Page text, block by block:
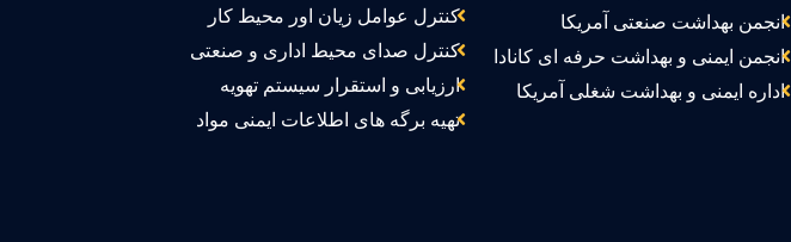
انجمن بهداشت صنعتی آمریکا
انجمن ایمنی و بهداشت حرفه ای کانادا
اداره ایمنی و بهداشت شغلی آمریکا
کنترل عوامل زیان اور محیط کار
کنترل صدای محیط اداری و صنعتی
ارزیابی و استقرار سیستم تهویه
تهیه برگه های اطلاعات ایمنی مواد